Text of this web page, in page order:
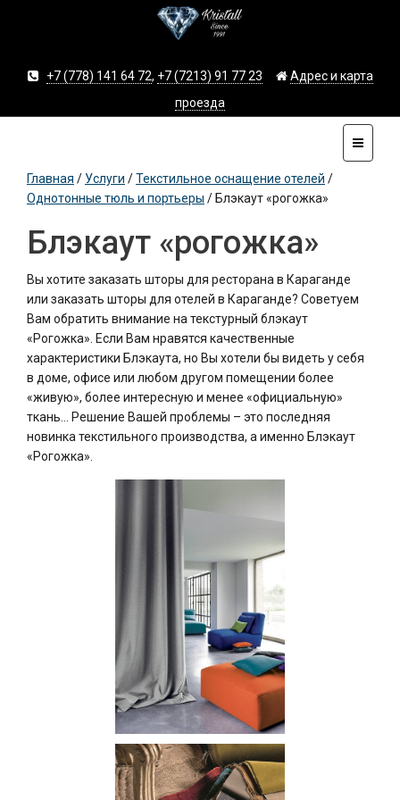
+7 (778) 141 64 72, +7 (7213) 91 77 23
Адрес и карта
проезда
Главная / Услуги /Текстильное оснащение отелей /
Однотонные тюль и портьеры / Блэкаут «рогожка»
Блэкаут «рогожка»
Вы хотите заказать шторы для ресторана в Караганде
или заказать шторы для отелей в Караганде? Советуем
Вам обратить внимание на текстурный блэкаут
«Рогожка». Если Вам нравятся качественные
характеристики Блэкаута, но Вы хотели бы видеть у себя
в доме, офисе или любом другом помещении более
«живую», более интересную и менее «официальную»
ткань… Решение Вашей проблемы – это последняя
новинка текстильного производства, а именно Блэкаут
«Рогожка».